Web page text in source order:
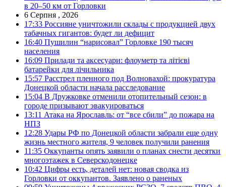
в 20–50 км от Горловки
6 Серпня , 2026
17:33 Россияне уничтожили склады с продукцией двух
табачных гигантов: будет ли дефицит
16:40 Пушилин “нарисовал” Горловке 190 тысяч
населения
16:09 Прилади та аксесуари: флоуметр та літієві
батарейки для лічильника
15:57 Расстрел пленного под Волновахой: прокуратура
Донецкой области начала расследование
15:04 В Дружковке отменили отопительный сезон: в
городе призывают эвакуироваться
13:11 Атака на Ярославль: от “все сбили” до пожара на
НПЗ
12:28 Удары РФ по Донецкой области забрали еще одну
жизнь местного жителя, 9 человек получили ранения
11:35 Оккупанты опять заявили о планах снести десятки
многоэтажек в Северскодонецке
10:42 Цифры есть, деталей нет: новая сводка из
Горловки от оккупантов. Заявлено о раненых